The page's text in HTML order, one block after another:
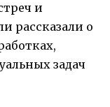
и
рассказали о
задач